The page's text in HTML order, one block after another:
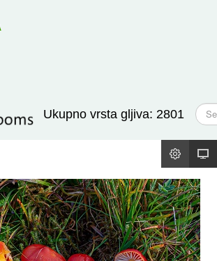
Ukupno vrsta gljiva: 2801
T
r
ž
podređene niže takse: